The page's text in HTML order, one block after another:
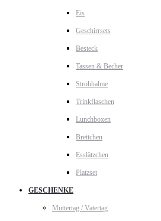
Eis
Geschirrsets
Besteck
Tassen & Becher
Strohhalme
Trinkflaschen
Lunchboxen
Brettchen
Esslätzchen
Platzset
GESCHENKE
Muttertag / Vatertag